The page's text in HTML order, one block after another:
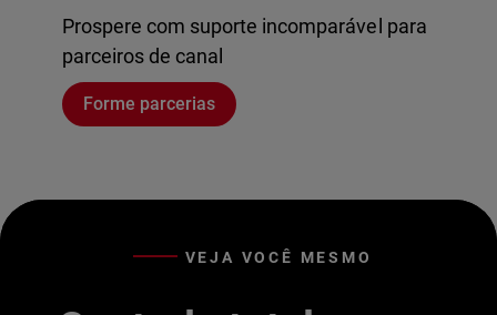
Prospere com suporte incomparável para
parceiros de canal
Forme parcerias
VEJA VOCÊ MESMO